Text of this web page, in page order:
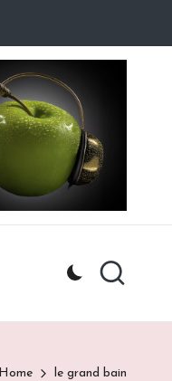
Home le grand bain